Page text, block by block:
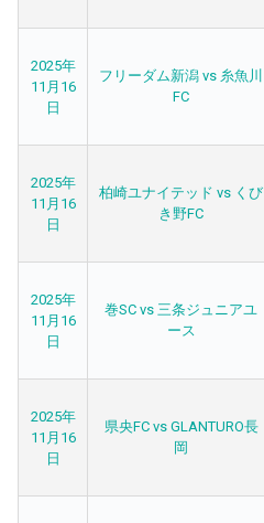
2025年
11月16
日
フリーダム新潟 vs 糸魚川
FC
2025年
11月16
日
柏崎ユナイテッド vs くび
き野FC
2025年
11月16
日
巻SC vs 三条ジュニアユ
ース
2025年
11月16
日
県央FC vs GLANTURO長
岡